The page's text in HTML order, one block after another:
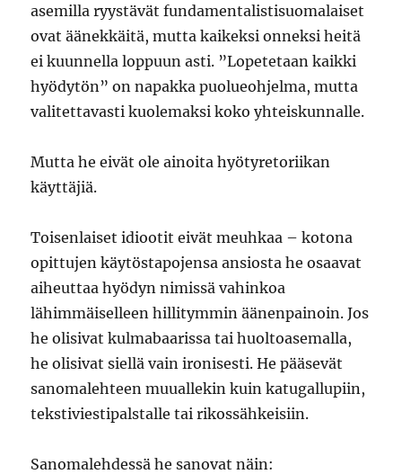
asemilla ryystävät fundamentalistisuomalaiset
ovat äänekkäitä, mutta kaikeksi onneksi heitä
ei kuunnella loppuun asti. ”Lopetetaan kaikki
hyödytön” on napakka puolueohjelma, mutta
valitettavasti kuolemaksi koko yhteiskunnalle.
Mutta he eivät ole ainoita hyötyretoriikan
käyttäjiä.
Toisenlaiset idiootit eivät meuhkaa – kotona
opittujen käytöstapojensa ansiosta he osaavat
aiheuttaa hyödyn nimissä vahinkoa
lähimmäiselleen hillitymmin äänenpainoin. Jos
he olisivat kulmabaarissa tai huoltoasemalla,
he olisivat siellä vain ironisesti. He pääsevät
sanomalehteen muuallekin kuin katugallupiin,
tekstiviestipalstalle tai rikossähkeisiin.
Sanomalehdessä he sanovat näin: